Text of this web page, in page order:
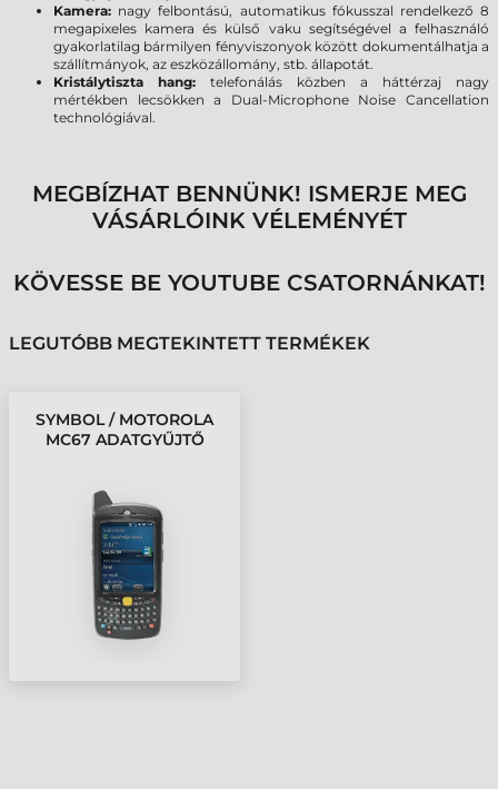
Kamera: nagy felbontású, automatikus fókusszal rendelkező 8
megapixeles kamera és külső vaku segítségével a felhasználó
gyakorlatilag bármilyen fényviszonyok között dokumentálhatja a
szállítmányok, az eszközállomány, stb. állapotát.
Kristálytiszta hang: telefonálás közben a háttérzaj nagy
mértékben lecsökken a Dual-Microphone Noise Cancellation
technológiával.
MEGBÍZHAT BENNÜNK! ISMERJE MEG
VÁSÁRLÓINK VÉLEMÉNYÉT
KÖVESSE BE YOUTUBE CSATORNÁNKAT!
LEGUTÓBB MEGTEKINTETT TERMÉKEK
SYMBOL / MOTOROLA
MC67 ADATGYŰJTŐ